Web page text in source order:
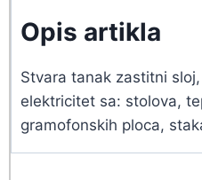
Opis artikla
Stvara tanak zastitni
elektricitet sa: stolova,
gramofonskih ploca,